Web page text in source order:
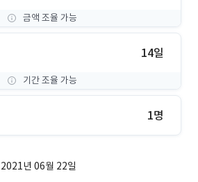
금액 조율 가능
14일
기간 조율 가능
1명
2021년 06월 22일